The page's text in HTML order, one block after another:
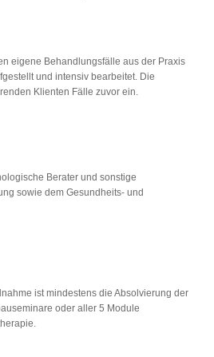
eigene Behandlungsfälle aus der Praxis
und intensiv bearbeitet. Die
Klienten Fälle zuvor ein.
Berater und sonstige
sowie dem Gesundheits- und
ist mindestens die Absolvierung der
oder aller 5 Module